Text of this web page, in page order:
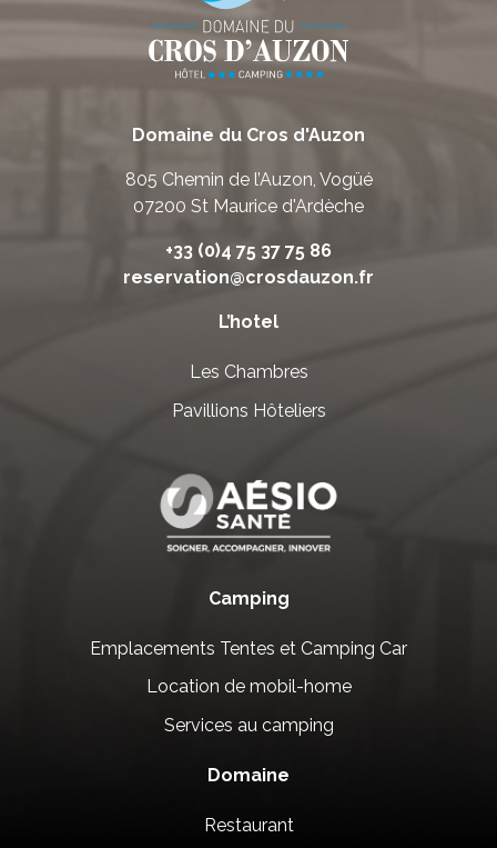
Domaine du Cros d'Auzon
805 Chemin de l’Auzon, Vogüé
07200 St Maurice d'Ardèche
+33 (0)4 75 37 75 86
reservation@crosdauzon.fr
L’hotel
Les Chambres
Pavillions Hôteliers
Camping
Emplacements Tentes et Camping Car
Location de mobil-home
Services au camping
Domaine
Restaurant